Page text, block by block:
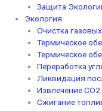
Защита
Экология
Очистка
Термическое
Термическое
Переработка
Ликвидация
Извлечение
Сжигание